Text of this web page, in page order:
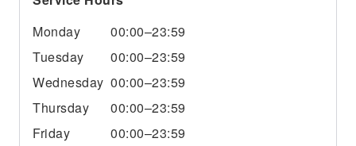
Monday
00:00–23:59
Tuesday
00:00–23:59
Wednesday 00:00–23:59
Thursday
00:00–23:59
Friday
00:00–23:59